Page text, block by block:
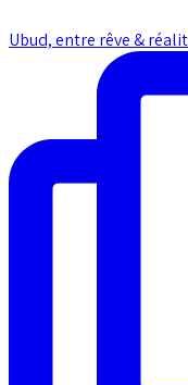
Ubud, entre rêve &